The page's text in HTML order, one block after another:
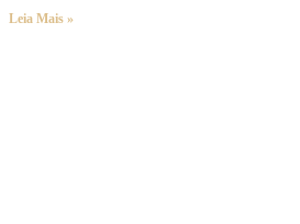
Leia Mais »